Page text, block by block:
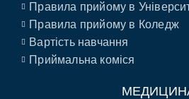
Правила прийому в
Правила прийому в Коледж
Вартість навчання
Приймальна коміся